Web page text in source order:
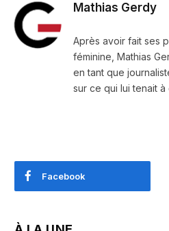
Mathias Gerdy
Après avoir fait ses
féminine, Mathias
en tant que
sur ce qui lui tenait
Facebook